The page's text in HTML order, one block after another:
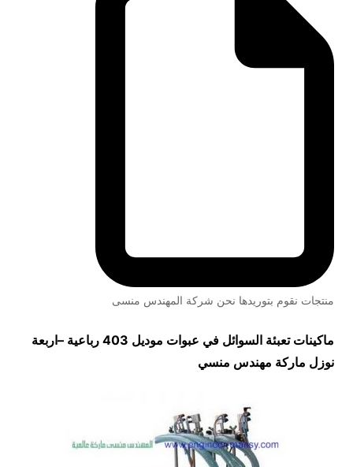
منتجات نقوم بتوريدها نحن شركة المهندس منسى
ماكينات تعبئة السوائل في عبوات موديل 403 رباعية –اربعة
نوزل ماركة مهندس منسي